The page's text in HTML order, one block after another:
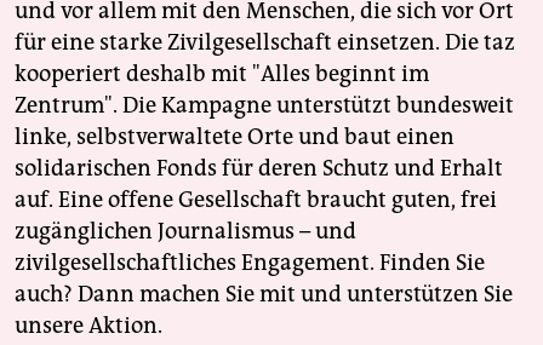
und vor allem mit den Menschen, die sich vor Ort
für eine starke Zivilgesellschaft einsetzen. Die taz
kooperiert deshalb mit "Alles beginnt im
Zentrum". Die Kampagne unterstützt bundesweit
linke, selbstverwaltete Orte und baut einen
solidarischen Fonds für deren Schutz und Erhalt
auf. Eine offene Gesellschaft braucht guten, frei
zugänglichen Journalismus – und
zivilgesellschaftliches Engagement. Finden Sie
auch? Dann machen Sie mit und unterstützen Sie
unsere Aktion.